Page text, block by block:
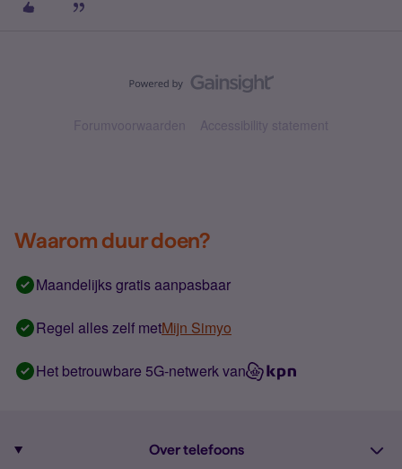
Forumvoorwaarden Accessibility statement
Waarom duur doen?
Maandelijks gratis aanpasbaar
Regel alles zelf metMijn Simyo
Het betrouwbare 5G-netwerk van
Over telefoons